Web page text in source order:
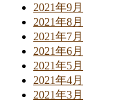
2021年9月
2021年8月
2021年7月
2021年6月
2021年5月
2021年4月
2021年3月